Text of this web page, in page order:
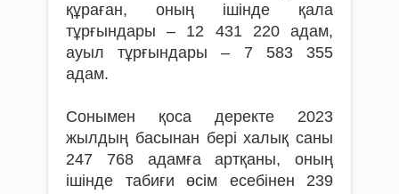
құраған, оның ішінде қала
тұрғындары – 12 431 220 адам,
ауыл тұрғындары – 7 583 355
адам.
Сонымен қоса деректе 2023
жылдың басынан бері халық саны
247 768 адамға артқаны, оның
ішінде табиғи өсім есебінен 239